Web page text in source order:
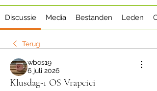
Discussie Media Bestanden Leden
Terug
wbos19
6 juli 2026
Klusdag-1 OS Vrapcici